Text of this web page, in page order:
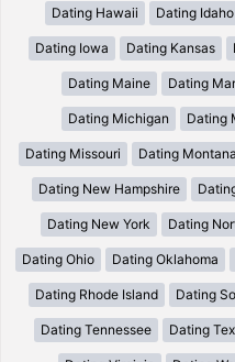
Dating Hawaii Dating Idaho
Dating Iowa Dating Kansas
Dating Maine Dating
Dating Michigan Dating
Dating Missouri Dating Montana
Dating New Hampshire
Dating New York Dating
Dating Ohio Dating Oklahoma
Dating Rhode Island Dating
Dating Tennessee Dating